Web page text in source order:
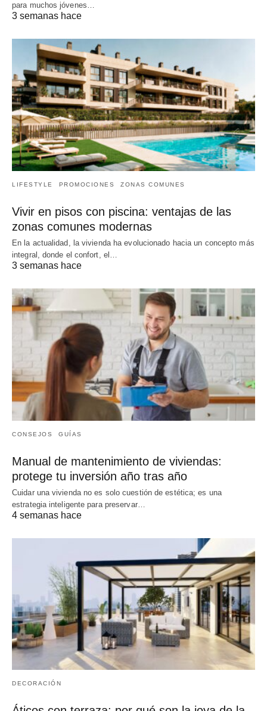
para muchos jóvenes…
3 semanas hace
LIFESTYLE PROMOCIONES ZONAS COMUNES
Vivir en pisos con piscina: ventajas de las
zonas comunes modernas
En la actualidad, la vivienda ha evolucionado hacia un concepto más
integral, donde el confort, el…
3 semanas hace
CONSEJOS GUÍAS
Manual de mantenimiento de viviendas:
protege tu inversión año tras año
Cuidar una vivienda no es solo cuestión de estética; es una
estrategia inteligente para preservar…
4 semanas hace
DECORACIÓN